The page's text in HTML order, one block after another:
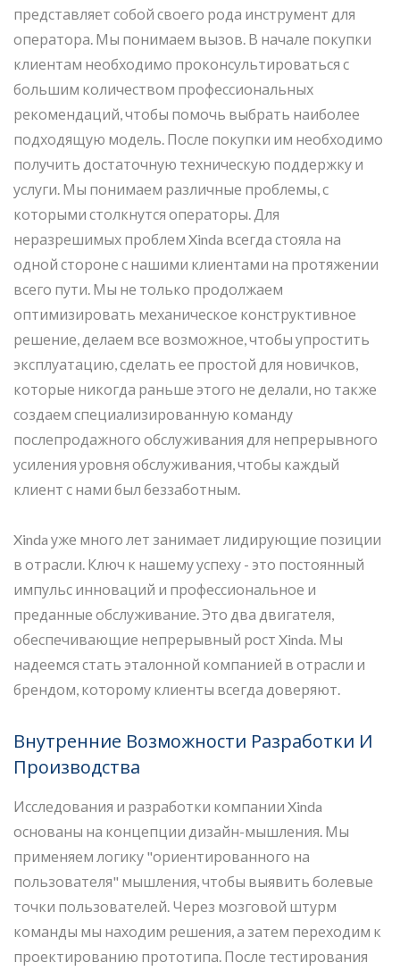
представляет собой своего рода инструмент для
оператора. Мы понимаем вызов. В начале покупки
клиентам необходимо проконсультироваться с
большим количеством профессиональных
рекомендаций, чтобы помочь выбрать наиболее
подходящую модель. После покупки им необходимо
получить достаточную техническую поддержку и
услуги. Мы понимаем различные проблемы, с
которыми столкнутся операторы. Для
неразрешимых проблем Xinda всегда стояла на
одной стороне с нашими клиентами на протяжении
всего пути. Мы не только продолжаем
оптимизировать механическое конструктивное
решение, делаем все возможное, чтобы упростить
эксплуатацию, сделать ее простой для новичков,
которые никогда раньше этого не делали, но также
создаем специализированную команду
послепродажного обслуживания для непрерывного
усиления уровня обслуживания, чтобы каждый
клиент с нами был беззаботным.
Xinda уже много лет занимает лидирующие позиции
в отрасли. Ключ к нашему успеху - это постоянный
импульс инноваций и профессиональное и
преданные обслуживание. Это два двигателя,
обеспечивающие непрерывный рост Xinda. Мы
надеемся стать эталонной компанией в отрасли и
брендом, которому клиенты всегда доверяют.
Внутренние Возможности Разработки И
Производства
Исследования и разработки компании Xinda
основаны на концепции дизайн-мышления. Мы
применяем логику "ориентированного на
пользователя" мышления, чтобы выявить болевые
точки пользователей. Через мозговой штурм
команды мы находим решения, а затем переходим к
проектированию прототипа. После тестирования